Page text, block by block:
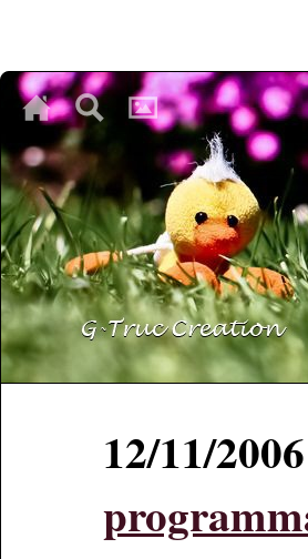
♥
♥
12/11/2006